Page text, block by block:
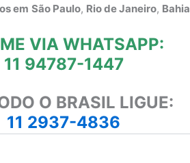
em São Paulo, Rio de Janeiro, Bahia
VIA WHATSAPP:
11 94787-1447
O BRASIL LIGUE:
11 2937-4836